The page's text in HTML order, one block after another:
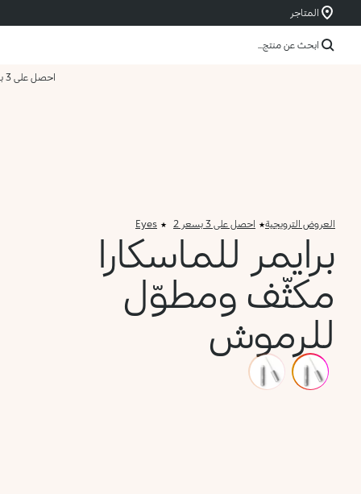
المتاجر
ابحث عن منتج...
احصل على 3 بسعر 2
العروض الترويجية احصل على 3 بسعر 2 Eyes
برايمر للماسكارا
مكثّف ومطوّل
للرموش